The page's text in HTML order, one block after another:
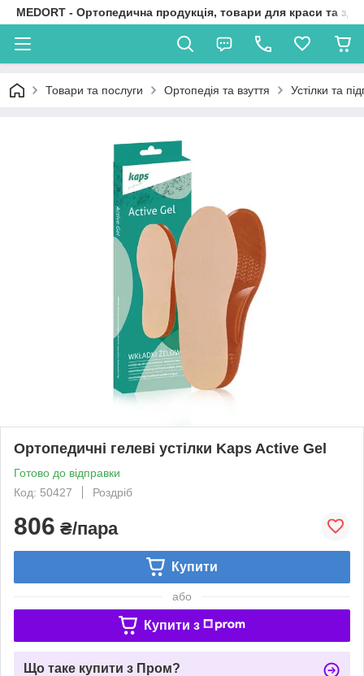
MEDORT - Ортопедична продукція, товари для краси та
Товари та послуги Ортопедія та взуття Устілки та
Ортопедичні гелеві устілки Kaps Active Gel
Готово до відправки
Код: 50427
Роздріб
806 ₴/пара
Купити
або
Купити з
Що таке купити з Пром?